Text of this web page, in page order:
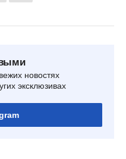
новостях
эксклюзивах